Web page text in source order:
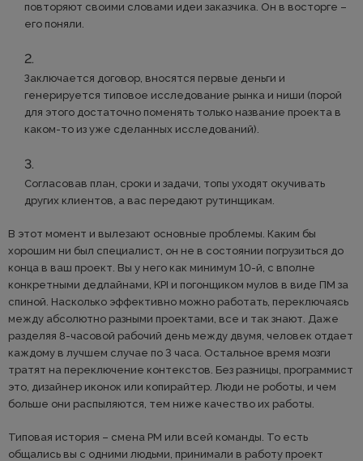
повторяют своими словами идеи заказчика. Он в восторге –
его поняли.
Заключается договор, вносятся первые деньги и
генерируется типовое исследование рынка и ниши (порой
для этого достаточно поменять только название проекта в
каком-то из уже сделанных исследований).
Согласовав план, сроки и задачи, топы уходят окучивать
других клиентов, а вас передают рутинщикам.
В этот момент и вылезают основные проблемы. Каким бы
хорошим ни был специалист, он не в состоянии погрузиться до
конца в ваш проект. Вы у него как минимум 10-й, с вполне
конкретными дедлайнами, KPI и погонщиком мулов в виде ПМ за
спиной. Насколько эффективно можно работать, переключаясь
между абсолютно разными проектами, все и так знают. Даже
разделяя 8-часовой рабочий день между двумя, человек отдает
каждому в лучшем случае по 3 часа. Остальное время мозги
тратят на переключение контекстов. Без разницы, программист
это, дизайнер иконок или копирайтер. Люди не роботы, и чем
больше они распыляются, тем ниже качество их работы.
Типовая история – смена PM или всей команды. То есть
общались вы с одними людьми, принимали в работу проект